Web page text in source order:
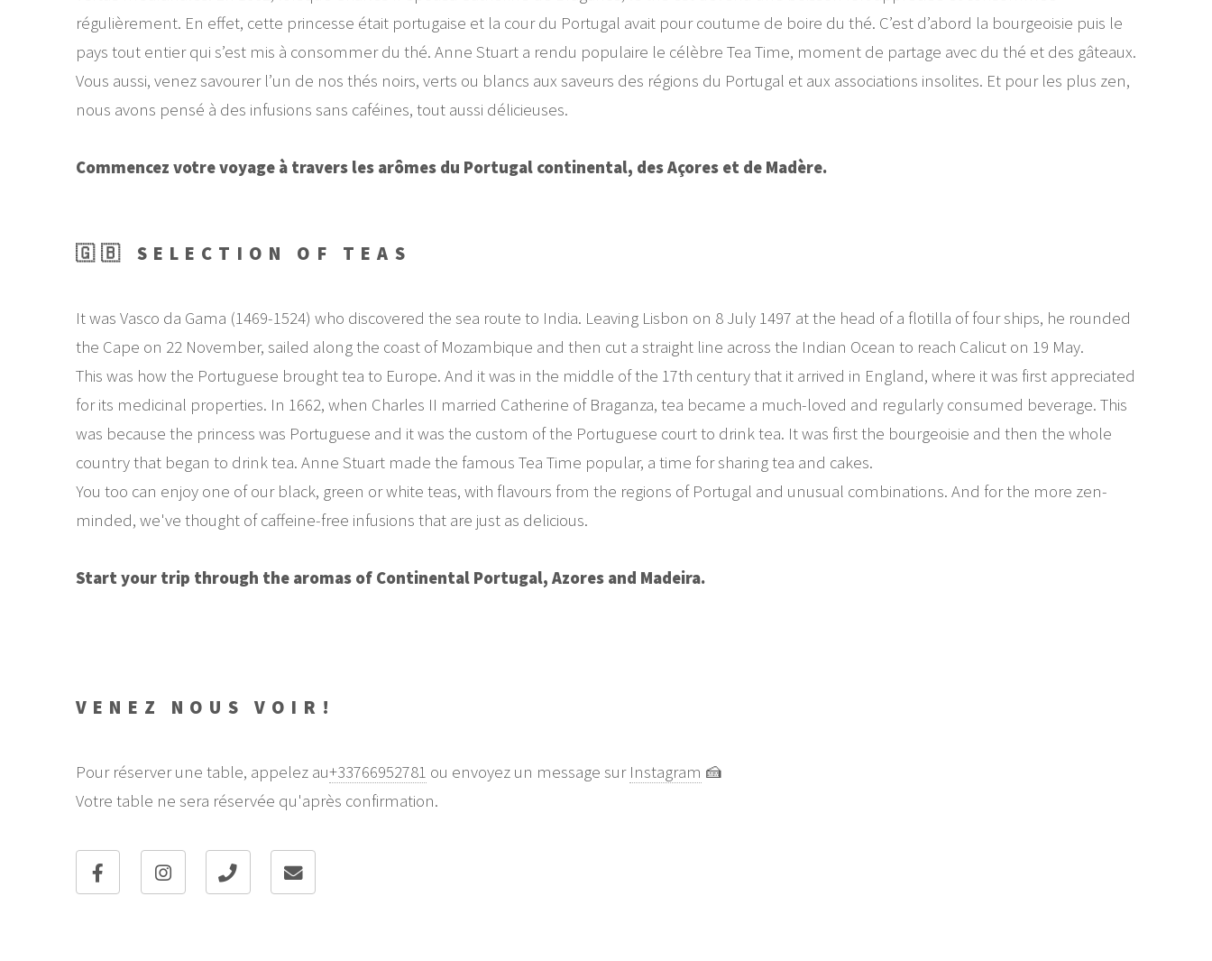
régulièrement. En effet, cette princesse était portugaise et la cour du Portugal avait pour coutume de boire du thé. C’est d’abord la bourgeoisie puis le
pays tout entier qui s’est mis à consommer du thé. Anne Stuart a rendu populaire le célèbre Tea Time, moment de partage avec du thé et des gâteaux.
Vous aussi, venez savourer l’un de nos thés noirs, verts ou blancs aux saveurs des régions du Portugal et aux associations insolites. Et pour les plus zen,
nous avons pensé à des infusions sans caféines, tout aussi délicieuses.
Commencez votre voyage à travers les arômes du Portugal continental, des Açores et de Madère.
🇬🇧 SELECTION OF TEAS
It was Vasco da Gama (1469-1524) who discovered the sea route to India. Leaving Lisbon on 8 July 1497 at the head of a flotilla of four ships, he rounded
the Cape on 22 November, sailed along the coast of Mozambique and then cut a straight line across the Indian Ocean to reach Calicut on 19 May.
This was how the Portuguese brought tea to Europe. And it was in the middle of the 17th century that it arrived in England, where it was first appreciated
for its medicinal properties. In 1662, when Charles II married Catherine of Braganza, tea became a much-loved and regularly consumed beverage. This
was because the princess was Portuguese and it was the custom of the Portuguese court to drink tea. It was first the bourgeoisie and then the whole
country that began to drink tea. Anne Stuart made the famous Tea Time popular, a time for sharing tea and cakes.
You too can enjoy one of our black, green or white teas, with flavours from the regions of Portugal and unusual combinations. And for the more zen-
minded, we've thought of caffeine-free infusions that are just as delicious.
Start your trip through the aromas of Continental Portugal, Azores and Madeira.
VENEZ NOUS VOIR!
Pour réserver une table, appelez au+33766952781 ou envoyez un message sur Instagram 🍰
Votre table ne sera réservée qu'après confirmation.